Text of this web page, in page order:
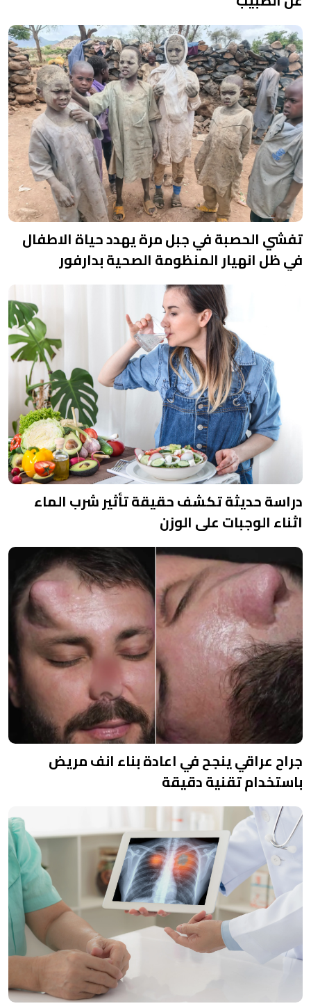
تفشي الحصبة في جبل مرة يهدد حياة الاطفال
في ظل انهيار المنظومة الصحية بدارفور
دراسة حديثة تكشف حقيقة تأثير شرب الماء
اثناء الوجبات على الوزن
جراح عراقي ينجح في اعادة بناء انف مريض
باستخدام تقنية دقيقة